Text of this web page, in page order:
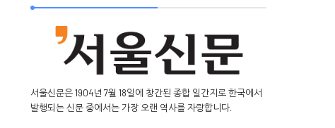
서울신문은 1904년 7월 18일에 창간된 종합 일간지로 한국에서
발행되는 신문 중에서는 가장 오랜 역사를 자랑합니다.